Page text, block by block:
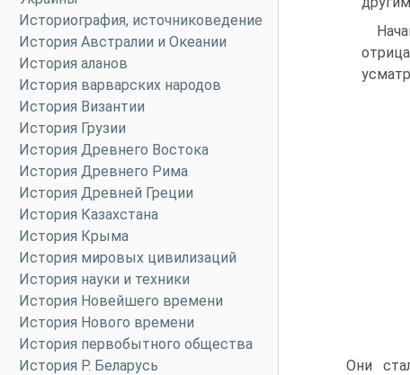
Историография, источниковедение
История Австралии и Океании
История аланов
История варварских народов
История Византии
История Грузии
История Древнего Востока
История Древнего Рима
История Древней Греции
История Казахстана
История Крыма
История мировых цивилизаций
История науки и техники
История Новейшего времени
История Нового времени
История первобытного общества
История Р. Беларусь
Они